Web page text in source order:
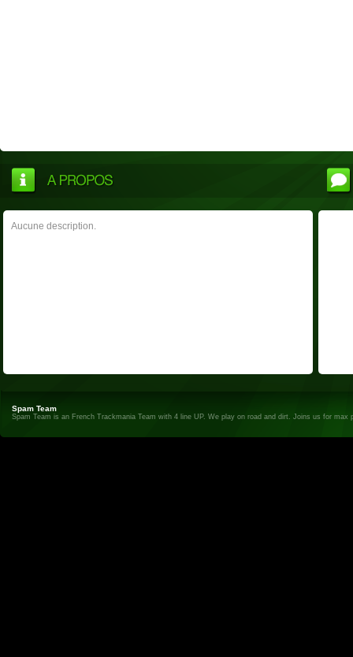
Aucune description.
Spam Team
Spam Team is an French Trackmania Team with 4 line UP. We play on road and dirt. Joins us for max